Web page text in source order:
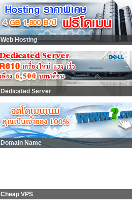
Web Hosting
Dedicated Server
Domain Name
Cheap VPS